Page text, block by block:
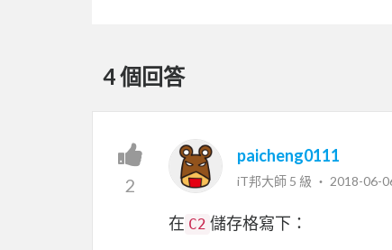
4 個回答
2
paicheng0111
iT邦大師 5 級 ‧ 2018-06-
在 C2 儲存格寫下：